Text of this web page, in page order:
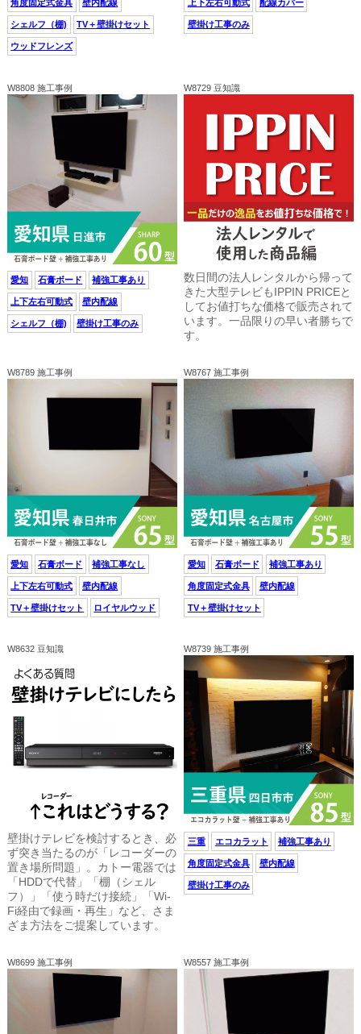
角度固定式金具 壁内配線
シェルフ（棚) TV＋壁掛けセット
ウッドフレンズ
上下左右可動式 配線カバー
壁掛け工事のみ
W8808 施工事例
愛知 石膏ボード 補強工事あり
上下左右可動式 壁内配線
シェルフ（棚) 壁掛け工事のみ
W8729 豆知識
数日間の法人レンタルから帰って
きた大型テレビもIPPIN PRICEと
してお値打ちな価格で販売されて
います。一品限りの早い者勝ちで
す。
W8789 施工事例
愛知 石膏ボード 補強工事なし
上下左右可動式 壁内配線
TV＋壁掛けセット ロイヤルウッド
W8767 施工事例
愛知 石膏ボード 補強工事あり
角度固定式金具 壁内配線
TV＋壁掛けセット
W8632 豆知識
壁掛けテレビを検討するとき、必
ず突き当たるのが「レコーダーの
置き場所問題」。カトー電器では
「HDDで代替」「棚（シェル
フ）」「使う時だけ接続」「Wi-
Fi経由で録画・再生」など、さま
ざま方法をご提案しています。
W8739 施工事例
三重 エコカラット 補強工事あり
角度固定式金具 壁内配線
壁掛け工事のみ
W8699 施工事例 W8557 施工事例